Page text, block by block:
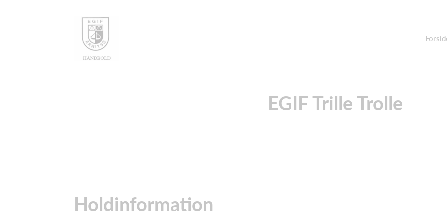
EGIF Trille Trolle
Holdinformation